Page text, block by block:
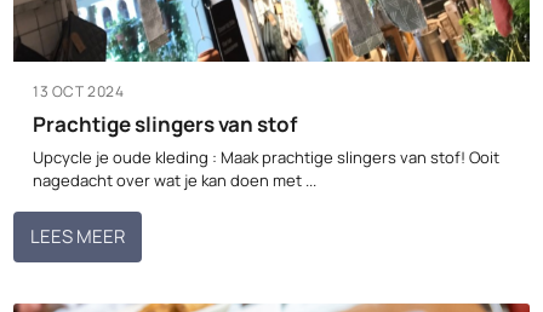
13 OCT 2024
Prachtige slingers van stof
Upcycle je oude kleding : Maak prachtige slingers van stof! Ooit
nagedacht over wat je kan doen met ...
LEES MEER